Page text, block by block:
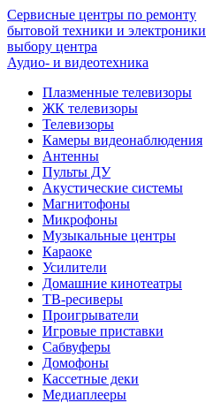
Сервисные центры по ремонту
бытовой техники и электроники
выбору центра
Аудио- и видеотехника
Плазменные телевизоры
ЖК телевизоры
Телевизоры
Камеры видеонаблюдения
Антенны
Пульты ДУ
Акустические системы
Магнитофоны
Микрофоны
Музыкальные центры
Караоке
Усилители
Домашние кинотеатры
ТВ-ресиверы
Проигрыватели
Игровые приставки
Сабвуферы
Домофоны
Кассетные деки
Медиаплееры